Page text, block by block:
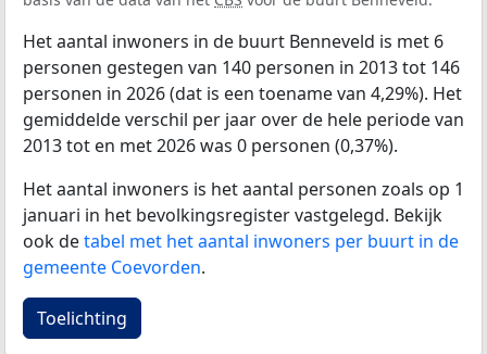
Het aantal inwoners in de buurt Benneveld is met 6
personen gestegen van 140 personen in 2013 tot 146
personen in 2026 (dat is een toename van 4,29%). Het
gemiddelde verschil per jaar over de hele periode van
2013 tot en met 2026 was 0 personen (0,37%).
Het aantal inwoners is het aantal personen zoals op 1
januari in het bevolkingsregister vastgelegd. Bekijk
ook detabel met het aantal inwoners per buurt in de
gemeente Coevorden.
Toelichting